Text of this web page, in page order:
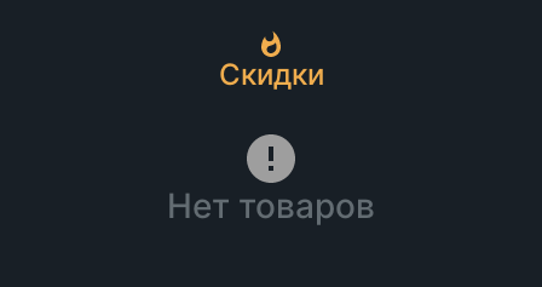
Скидки
Нет товаров